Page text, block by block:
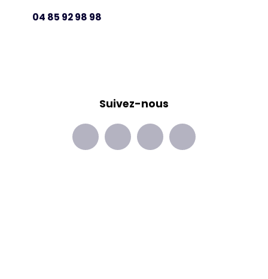
04 85 92 98 98
Suivez-nous